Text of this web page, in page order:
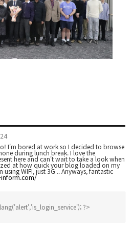
I'm bored at work so I decided to browse
during lunch break. I love the
here and can't wait to take a look when
at how quick your blog loaded on my
using WIFI, just 3G .. Anyways, fantastic
?>